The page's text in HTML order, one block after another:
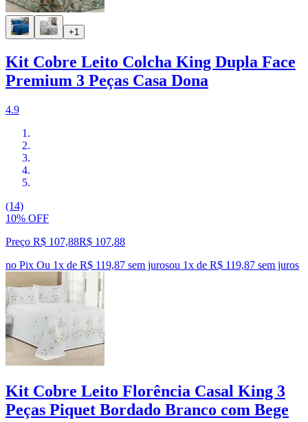
+1
Kit Cobre Leito Colcha King Dupla Face
Premium 3 Peças Casa Dona
4.9
(14)
10% OFF
Preço R$ 107,88R$ 107,88
no Pix Ou 1x de R$ 119,87 sem jurosou 1x de R$ 119,87 sem juros
Kit Cobre Leito Florência Casal King 3
Peças Piquet Bordado Branco com Bege